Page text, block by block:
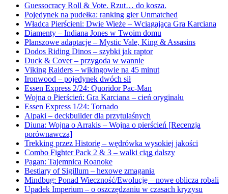
Guessocracy Roll & Vote. Rzut… do kosza.
Pojedynek na pudełka: ranking gier Unmatched
Władca Pierścieni: Dwie Wieże – Wciągająca Gra Karciana
Diamenty – Indiana Jones w Twoim domu
Planszowe adaptacje – Mystic Vale, King & Assasins
Dodos Riding Dinos – szybki jak raptor
Duck & Cover – przygoda w wannie
Viking Raiders – wikingowie na 45 minut
Ironwood – pojedynek dwóch sił
Essen Express 2/24: Quoridor Pac-Man
Wojna o Pierścień: Gra Karciana – cień oryginału
Essen Express 1/24: Tornado
Alpaki – deckbuilder dla przytulaśnych
Diuna: Wojna o Arrakis – Wojna o pierścień [Recenzja
porównawcza]
Trekking przez Historię – wędrówka wysokiej jakości
Combo Fighter Pack 2 & 3 – walki ciąg dalszy
Pagan: Tajemnica Roanoke
Bestiary of Sigillum – hexowe zmagania
Mindbug: Ponad Wieczność/Ewolucję – nowe oblicza robali
Upadek Imperium – o oszczędzaniu w czasach kryzysu